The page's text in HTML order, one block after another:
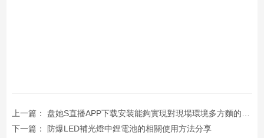
上一篇： 盘她S直播APP下载安装能夠實現對現場環境多方麵的監控和控製
下一篇：
防爆LED補光燈中鋰電池的相關使用方法分享